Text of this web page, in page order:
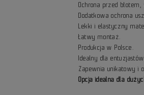
Ochrona przed
Dodatkowa ochrona
Lekki i elastyczny
Łatwy montaż.
Produkcja w Polsce.
Idealny dla entuzjastów
Zapewnia unikatowy i
Opcja idealna dla